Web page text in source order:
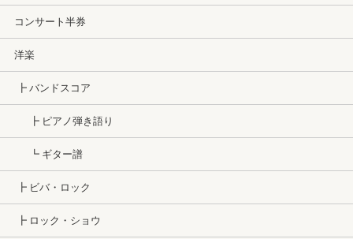
コンサート半券
洋楽
┣ バンドスコア
┣ ピアノ弾き語り
┗ ギター譜
┣ ビバ・ロック
┣ ロック・ショウ